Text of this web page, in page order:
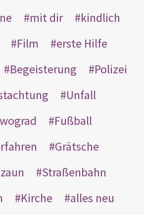
mit dir
kindlich
Film
erste Hilfe
Begeisterung
Polizei
Unfall
Fußball
Grätsche
Straßenbahn
Kirche
alles neu